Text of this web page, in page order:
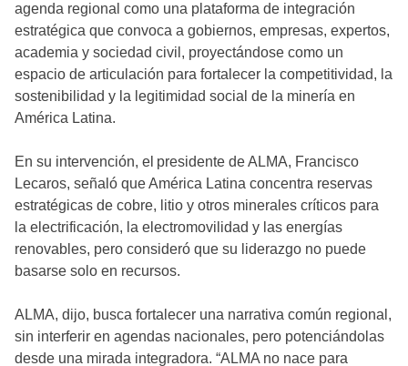
agenda regional como una plataforma de integración
estratégica que convoca a gobiernos, empresas, expertos,
academia y sociedad civil, proyectándose como un
espacio de articulación para fortalecer la competitividad, la
sostenibilidad y la legitimidad social de la minería en
América Latina.
En su intervención, el presidente de ALMA, Francisco
Lecaros, señaló que América Latina concentra reservas
estratégicas de cobre, litio y otros minerales críticos para
la electrificación, la electromovilidad y las energías
renovables, pero consideró que su liderazgo no puede
basarse solo en recursos.
ALMA, dijo, busca fortalecer una narrativa común regional,
sin interferir en agendas nacionales, pero potenciándolas
desde una mirada integradora. “ALMA no nace para